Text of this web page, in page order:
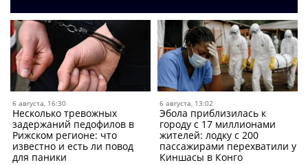
6 августа, 16:30
Несколько тревожных
задержаний педофилов в
Рижском регионе: что
известно и есть ли повод
для паники
6 августа, 13:02
Эбола приблизилась к
городу с 17 миллионами
жителей: лодку с 200
пассажирами перехватили у
Киншасы в Конго